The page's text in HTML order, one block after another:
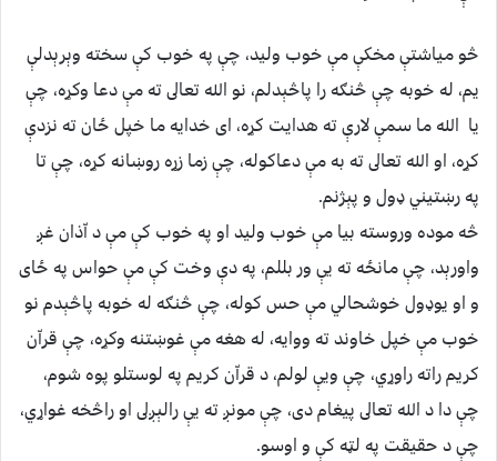
څو مياشتې مخكې مې خوب وليد، چې په خوب كې سخته وېرېدلې
يم، له خوبه چې څنګه را پاڅېدلم، نو الله تعالى ته مې دعا وكړه، چې
يا الله ما سمې لارې ته هدايت كړه، اى خدايه ما خپل ځان ته نزدې
كړه، او الله تعالى ته به مې دعاكوله، چې زما زړه روښانه كړه، چې تا
په رښتيني ډول و پېژنم.
څه موده وروسته بيا مې خوب وليد او په خوب كې مې د اّذان غږ
واورېد، چې مانځه ته يې ور بللم، په دې وخت كې مې حواس په ځاى
و او يوډول خوشحالي مې حس كوله، چې څنګه له خوبه پاڅېدم نو
خوب مې خپل خاوند ته ووايه، له هغه مې غوښتنه وكړه، چې قراّن
كريم راته راوړي، چې ويې لولم، د قراّن كريم په لوستلو پوه شوم،
چې دا د الله تعالى پيغام دى، چې مونږ ته يې رالېږلى او راڅخه غواړي،
چې د حقيقت په لټه كې و اوسو.